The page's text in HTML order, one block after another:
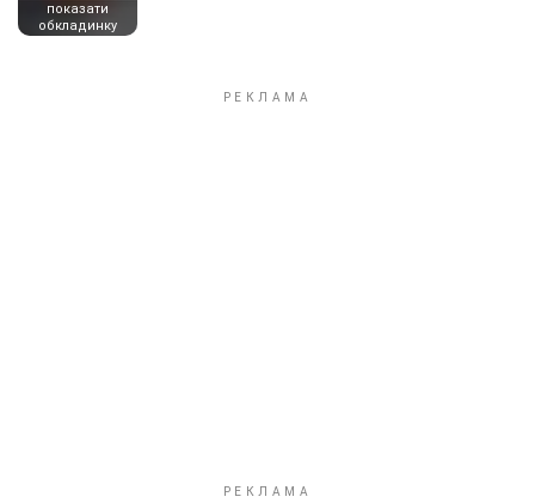
показати
обкладинку